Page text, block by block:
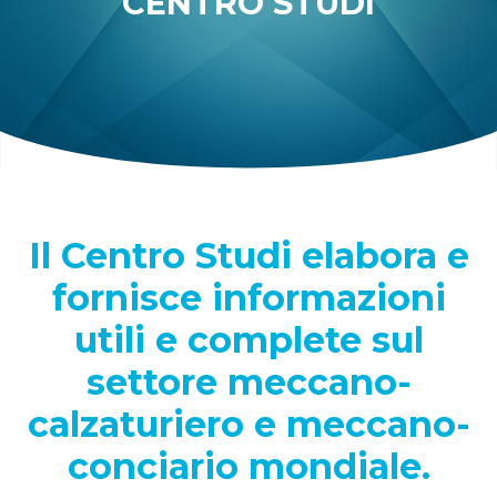
Il Centro Studi elabora e
fornisce informazioni
utili e complete sul
settore meccano-
calzaturiero e meccano-
conciario mondiale.